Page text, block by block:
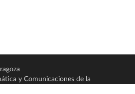
y Comunicaciones de la